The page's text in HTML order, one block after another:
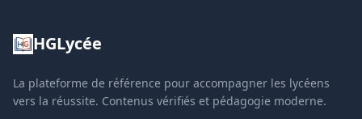
HGLycée
La plateforme de référence pour accompagner les lycéens
vers la réussite. Contenus vérifiés et pédagogie moderne.